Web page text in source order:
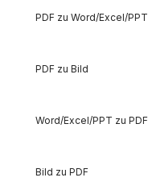
PDF zu Word/Excel/PPT
PDF zu Bild
Word/Excel/PPT zu PDF
Bild zu PDF